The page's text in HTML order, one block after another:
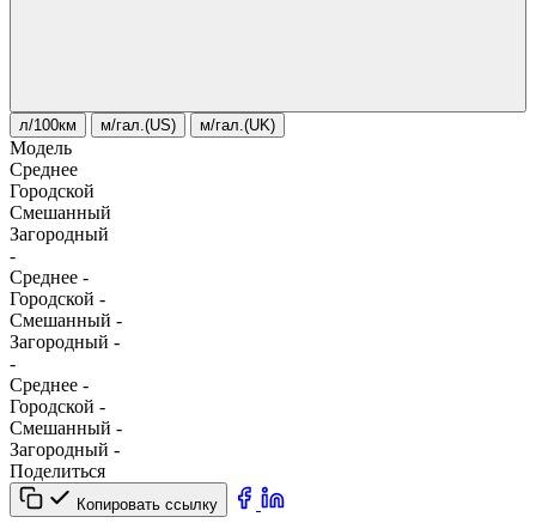
л/100км м/гал.(US) м/гал.(UK)
Модель
Среднее
Городской
Смешанный
Загородный
-
Среднее -
Городской -
Смешанный -
Загородный -
-
Среднее -
Городской -
Смешанный -
Загородный -
Поделиться
Копировать ссылку